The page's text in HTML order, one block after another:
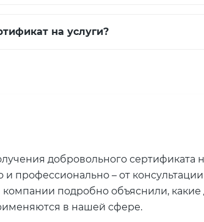
на услуги?
добровольного сертификата
профессионально – от
компании подробно объяснили,
в нашей сфере.